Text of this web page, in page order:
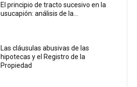
El principio de tracto sucesivo en la
usucapión: análisis de la...
Las cláusulas abusivas de las
hipotecas y el Registro de la
Propiedad